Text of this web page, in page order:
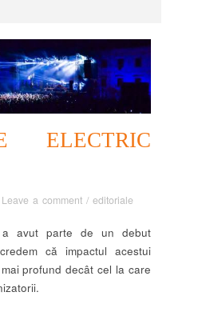
ELECTRIC
Leave a comment / editoriale
a avut parte de un debut
că impactul acestui
profund decât cel la care